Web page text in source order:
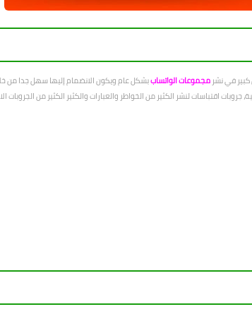
في نشر مجموعات الواتساببشكل عام ويكون الانضمام إليها سهل جدا من
اقتباسات لنشر الكثير من الخواطر والعبارات والكثير الكثير من